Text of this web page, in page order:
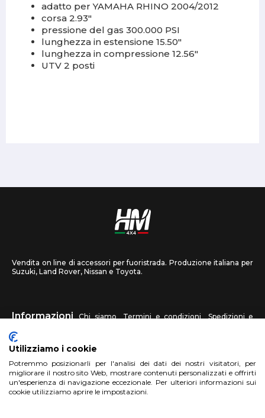
adatto per YAMAHA RHINO 2004/2012
corsa 2.93"
pressione del gas 300.000 PSI
lunghezza in estensione 15.50"
lunghezza in compressione 12.56"
UTV 2 posti
Vendita on line di accessori per fuoristrada. Produzione italiana per
Suzuki, Land Rover, Nissan e Toyota.
Informazioni Chi siamo Termini e condizioni
Spedizioni e
recessi
HM4X4 FAQ Centri assistenza Invia una foto
Account Registrati Accedi
Utilizziamo i cookie
Potremmo posizionarli per l'analisi dei dati dei nostri visitatori, per
migliorare il nostro sito Web, mostrare contenuti personalizzati e offrirti
un'esperienza di navigazione eccezionale. Per ulteriori informazioni sui
cookie utilizziamo aprire le impostazioni.